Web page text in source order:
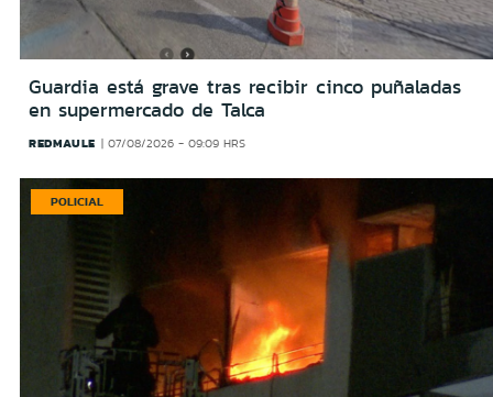
Guardia está grave tras recibir cinco puñaladas
en supermercado de Talca
REDMAULE 07/08/2026 - 09:09 HRS
POLICIAL